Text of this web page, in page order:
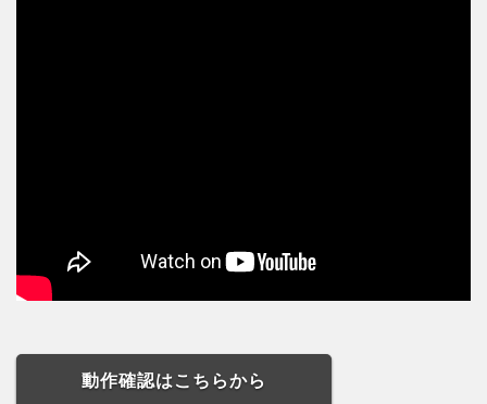
動作確認はこちらから